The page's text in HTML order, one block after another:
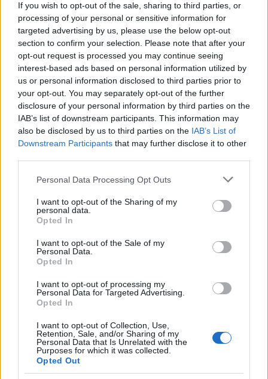
If you wish to opt-out of the sale, sharing to third parties, or
processing of your personal or sensitive information for
targeted advertising by us, please use the below opt-out
section to confirm your selection. Please note that after your
opt-out request is processed you may continue seeing
interest-based ads based on personal information utilized by
us or personal information disclosed to third parties prior to
your opt-out. You may separately opt-out of the further
disclosure of your personal information by third parties on the
IAB’s list of downstream participants. This information may
also be disclosed by us to third parties on the IAB’s List of
Downstream Participants that may further disclose it to other
Please note that this website/app uses one or more Google
not limited to your visit or usage behaviour. You may click to
grant or deny consent to Google and its third-party tags to
use your data for below specified purposes in below Google
consent section.
Personal Data Processing Opt Outs
I want to opt-out of the Sharing of my
personal data.
Opted In
I want to opt-out of the Sale of my
Personal Data.
Opted In
I want to opt-out of processing my
Personal Data for Targeted Advertising.
Opted In
I want to opt-out of Collection, Use,
Retention, Sale, and/or Sharing of my
Personal Data that Is Unrelated with the
Purposes for which it was collected.
Opted Out